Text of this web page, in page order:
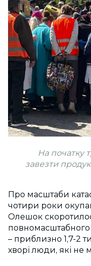
На початку
завезти
Про масштаби
чотири роки
Олешок
повномасштабного
– приблизно 1,7-2
хворі люди, які не